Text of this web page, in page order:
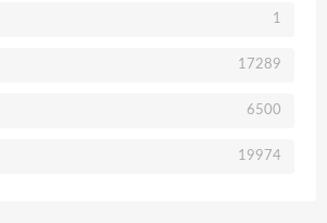
1
17289
6500
19974